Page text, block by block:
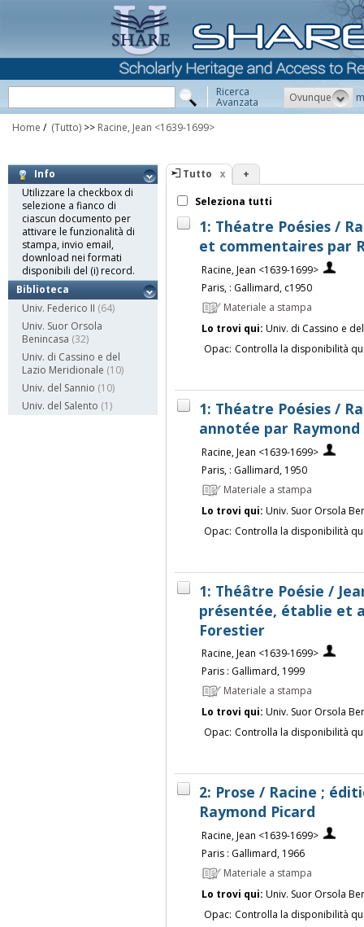
Ricerca
Avanzata Ovunque
Home / (Tutto) >> Racine, Jean <1639-1699>
Info
Utilizzare la checkbox di
selezione a fianco di
ciascun documento per
attivare le funzionalità di
stampa, invio email,
download nei formati
disponibili del (i) record.
Biblioteca
Univ. Federico II (64)
Univ. Suor Orsola
Benincasa (32)
Univ. di Cassino e del
Lazio Meridionale (10)
Univ. del Sannio (10)
Univ. del Salento (1)
Tutto +
Seleziona tutti
1: Théatre Poésies /
et commentaires par
Racine, Jean <1639-1699>
Paris, : Gallimard, c1950
Materiale a stampa
Lo trovi qui: Univ. di Cassino e
Opac: Controlla la disponibilità
1: Théatre Poésies /
annotée par Raymond
Racine, Jean <1639-1699>
Paris, : Gallimard, 1950
Materiale a stampa
Lo trovi qui: Univ. Suor Orsola
Opac: Controlla la disponibilità
1: Théâtre Poésie /
présentée, établie et
Forestier
Racine, Jean <1639-1699>
Paris : Gallimard, 1999
Materiale a stampa
Lo trovi qui: Univ. Suor Orsola
Opac: Controlla la disponibilità
2: Prose / Racine ;
Raymond Picard
Racine, Jean <1639-1699>
Paris : Gallimard, 1966
Materiale a stampa
Lo trovi qui: Univ. Suor Orsola
Opac: Controlla la disponibilità